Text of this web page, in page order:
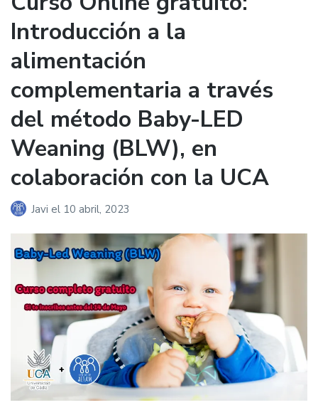
Introducción a la
alimentación
complementaria a través
del método Baby-LED
Weaning (BLW), en
colaboración con la UCA
Javi el 10 abril, 2023